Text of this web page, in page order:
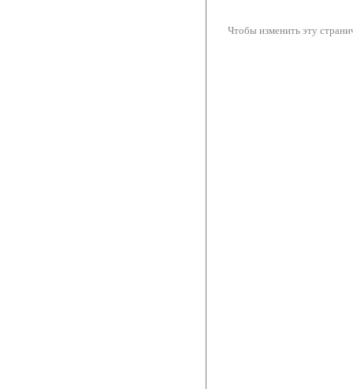
Чтобы изменить эту